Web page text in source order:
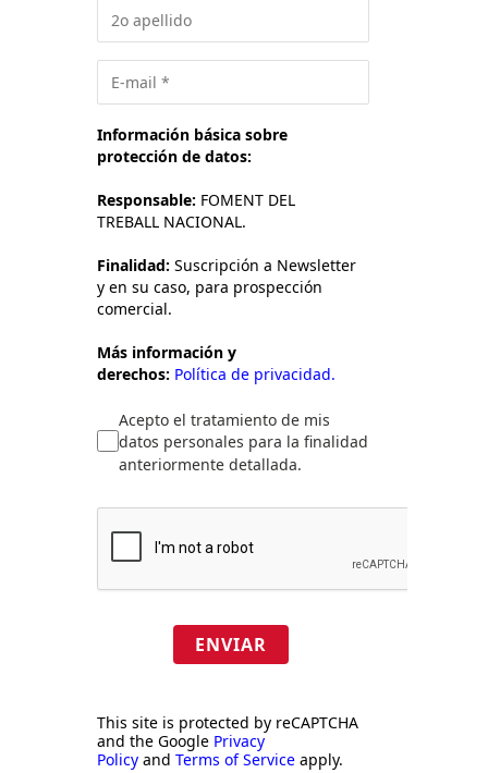
Información básica sobre
protección de datos:
Responsable: FOMENT DEL
TREBALL NACIONAL.
Finalidad: Suscripción a Newsletter
y en su caso, para prospección
comercial.
Más información y
derechos: Política de privacidad.
Acepto el tratamiento de mis
datos personales para la finalidad
anteriormente detallada.
ENVIAR
This site is protected by reCAPTCHA
and the Google Privacy
Policy and Terms of Service apply.